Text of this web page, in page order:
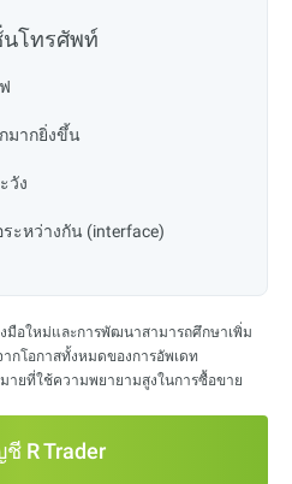
นโทรศัพท์
มากยิ่งขึ้น
วัง
ะหว่างกัน (interface)
งมือใหม่และการพัฒนาสามารถศึกษาเพิ่ม
ากโอกาสทั้งหมดของการอัพเดท
ายที่ใช้ความพยายามสูงในการซื้อขาย
R Trader